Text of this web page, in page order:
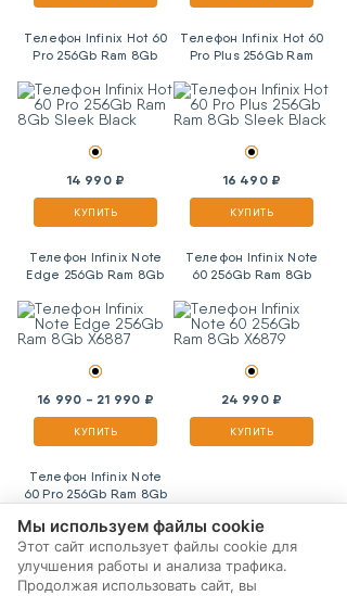
Телефон Infinix Hot 60
Pro 256Gb Ram 8Gb
14 990 ₽
КУПИТЬ
Телефон Infinix Hot 60
Pro Plus 256Gb Ram
16 490 ₽
КУПИТЬ
Телефон Infinix Note
Edge 256Gb Ram 8Gb
16 990 - 21 990 ₽
КУПИТЬ
Телефон Infinix Note
60 256Gb Ram 8Gb
24 990 ₽
КУПИТЬ
Телефон Infinix Note
60 Pro 256Gb Ram 8Gb
Мы используем файлы cookie
Этот сайт использует файлы cookie для
улучшения работы и анализа трафика.
Продолжая использовать сайт, вы